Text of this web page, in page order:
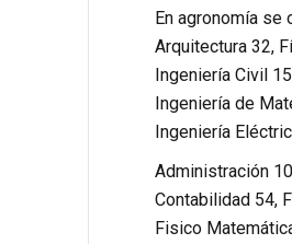
En agronomía se
Arquitectura 32,
Ingeniería Civil
Ingeniería de
Ingeniería
Administración
Contabilidad 54,
Fisico